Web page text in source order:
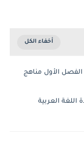
الأول مناهج
العربية